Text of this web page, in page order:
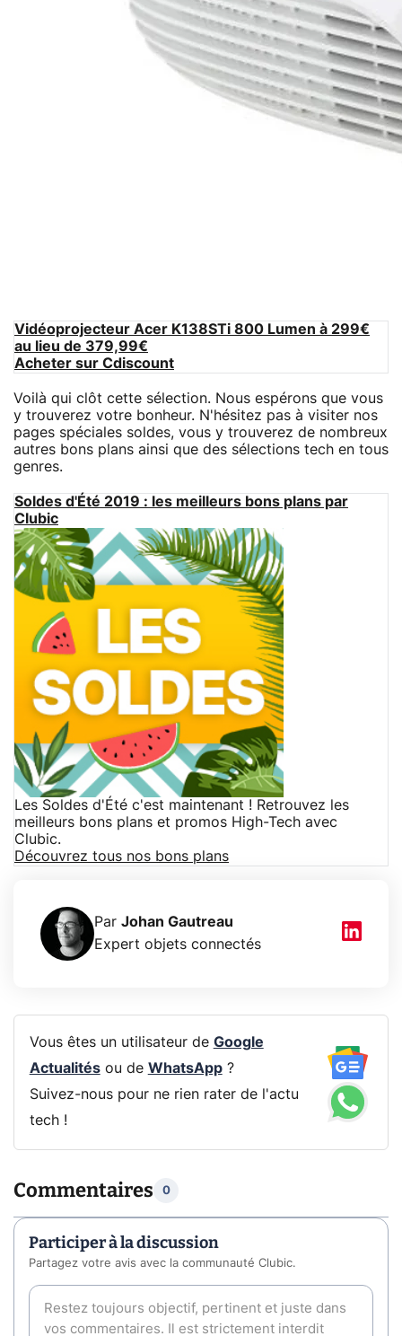
Vidéoprojecteur Acer K138STi 800 Lumen à 299€
au lieu de 379,99€
Acheter sur Cdiscount
Voilà qui clôt cette sélection. Nous espérons que vous
y trouverez votre bonheur. N'hésitez pas à visiter nos
pages spéciales soldes, vous y trouverez de nombreux
autres bons plans ainsi que des sélections tech en tous
genres.
Soldes d'Été 2019 : les meilleurs bons plans par
Clubic
Les Soldes d'Été c'est maintenant ! Retrouvez les
meilleurs bons plans et promos High-Tech avec
Clubic.
Découvrez tous nos bons plans
Par Johan Gautreau
Expert objets connectés
Vous êtes un utilisateur de Google
Actualitésou de WhatsApp?
Suivez-nous pour ne rien rater de l'actu
tech !
Commentaires 0
Participer à la discussion
Partagez votre avis avec la communauté Clubic.